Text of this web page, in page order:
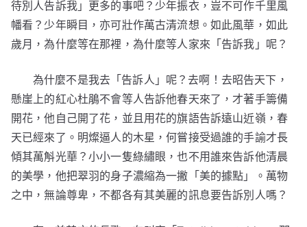
待別人告訴我」更多的事吧？少年振衣，豈不可作千里風
幡看？少年瞬目，亦可壯作萬古清流想。如此風華，如此
歲月，為什麼等在那裡，為什麼等人家來「告訴我」呢？
為什麼不是我去「告訴人」呢？去啊！去昭告天下，
懸崖上的紅心杜鵑不會等人告訴他春天來了，才著手籌備
開花，他自己開了花，並且用花的旗語告訴遠山近嶺，春
天已經來了。明燦逼人的木星，何嘗接受過誰的手諭才長
傾其萬斛光華？小小一隻綠繡眼，也不用誰來告訴他清晨
的美學，他把翠羽的身子濃縮為一撇「美的據點」。萬物
之中，無論尊卑，不都各有其美麗的訊息要告訴別人嗎？